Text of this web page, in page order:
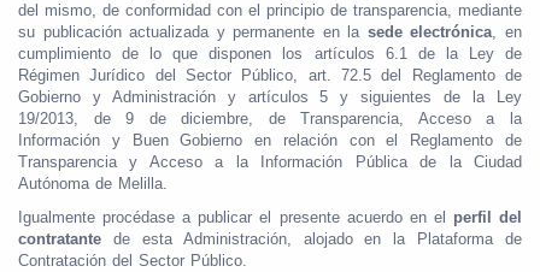
del mismo, de conformidad con el principio de transparencia, mediante
su publicación actualizada y permanente en la sede electrónica, en
cumplimiento de lo que disponen los artículos 6.1 de la Ley de
Régimen Jurídico del Sector Público, art. 72.5 del Reglamento de
Gobierno y Administración y artículos 5 y siguientes de la Ley
19/2013, de 9 de diciembre, de Transparencia, Acceso a la
Información y Buen Gobierno en relación con el Reglamento de
Transparencia y Acceso a la Información Pública de la Ciudad
Autónoma de Melilla.
Igualmente procédase a publicar el presente acuerdo en el perfil del
contratante de esta Administración, alojado en la Plataforma de
Contratación del Sector Público.